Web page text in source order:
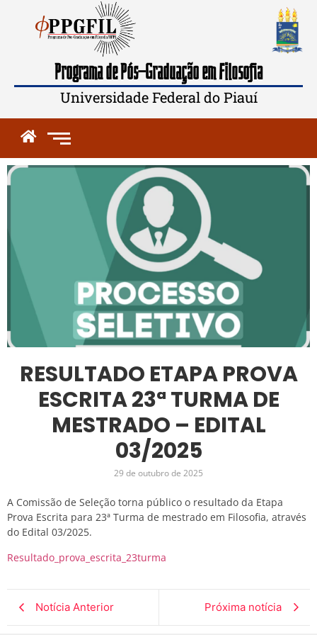
Programa de Pós-Graduação em Filosofia
Universidade Federal do Piauí
RESULTADO ETAPA PROVA
ESCRITA 23ª TURMA DE
MESTRADO – EDITAL
03/2025
29 de outubro de 2025
A Comissão de Seleção torna público o resultado da Etapa
Prova Escrita para 23ª Turma de mestrado em Filosofia, através
do Edital 03/2025.
Resultado_prova_escrita_23turma
Notícia Anterior Próxima notícia